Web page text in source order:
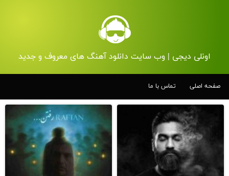
اونلی دیجی | وب سایت دانلود آهنگ های معروف و جدید
صفحه اصلی تماس با ما